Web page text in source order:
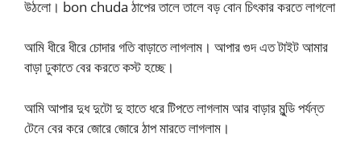
উঠলো। bon chuda ঠাপের তালে তালে বড় বোন চিৎকার করতে লাগলো
আমি ধীরে ধীরে চোদার গতি বাড়াতে লাগলাম। আপার গুদ এত টাইট আমার
বাড়া ঢুকাতে বের করতে কস্ট হচ্ছে।
আমি আপার দুধ দুটো দু হাতে ধরে টিপতে লাগলাম আর বাড়ার মুন্ডি পর্যন্ত
টেনে বের করে জোরে জোরে ঠাপ মারতে লাগলাম।